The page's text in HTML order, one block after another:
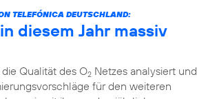
TELEFÓNICA DEUTSCHLAND:
diesem Jahr massiv
Qualität des O2 Netzes analysiert und
für den weiteren